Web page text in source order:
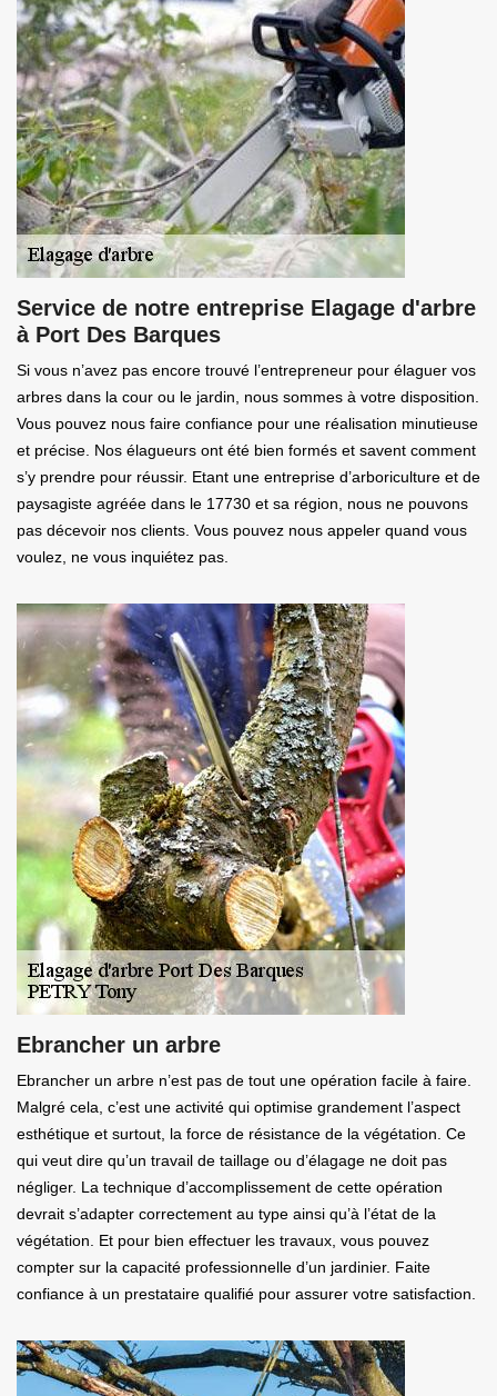
Service de notre entreprise Elagage d'arbre
à Port Des Barques
Si vous n’avez pas encore trouvé l’entrepreneur pour élaguer vos
arbres dans la cour ou le jardin, nous sommes à votre disposition.
Vous pouvez nous faire confiance pour une réalisation minutieuse
et précise. Nos élagueurs ont été bien formés et savent comment
s’y prendre pour réussir. Etant une entreprise d’arboriculture et de
paysagiste agréée dans le 17730 et sa région, nous ne pouvons
pas décevoir nos clients. Vous pouvez nous appeler quand vous
voulez, ne vous inquiétez pas.
Ebrancher un arbre
Ebrancher un arbre n’est pas de tout une opération facile à faire.
Malgré cela, c’est une activité qui optimise grandement l’aspect
esthétique et surtout, la force de résistance de la végétation. Ce
qui veut dire qu’un travail de taillage ou d’élagage ne doit pas
négliger. La technique d’accomplissement de cette opération
devrait s’adapter correctement au type ainsi qu’à l’état de la
végétation. Et pour bien effectuer les travaux, vous pouvez
compter sur la capacité professionnelle d’un jardinier. Faite
confiance à un prestataire qualifié pour assurer votre satisfaction.